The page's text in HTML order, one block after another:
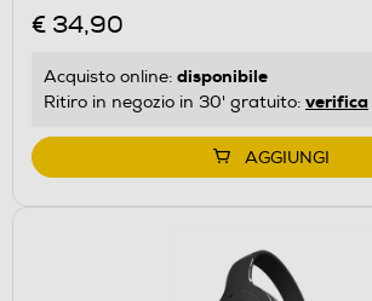
€ 34,90
Acquisto online: disponibile
Ritiro in negozio in 30' gratuito: verifica
AGGIUNGI